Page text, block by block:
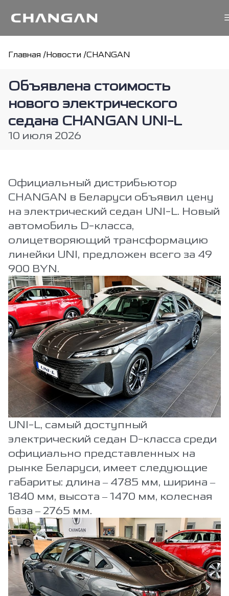
Главная /Новости /CHANGAN
Объявлена стоимость
нового электрического
седана CHANGAN UNI-L
10 июля 2026
Официальный дистрибьютор
CHANGAN в Беларуси объявил цену
на электрический седан UNI-L. Новый
автомобиль D-класса,
олицетворяющий трансформацию
линейки UNI, предложен всего за 49
900 BYN.
UNI-L, самый доступный
электрический седан D-класса среди
официально представленных на
рынке Беларуси, имеет следующие
габариты: длина – 4785 мм, ширина –
1840 мм, высота – 1470 мм, колесная
база – 2765 мм.